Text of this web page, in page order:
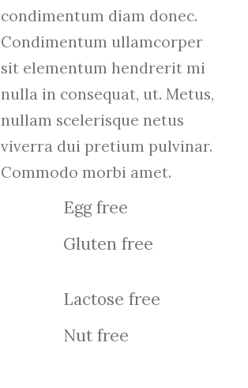
condimentum diam donec.
Condimentum ullamcorper
sit elementum hendrerit mi
nulla in consequat, ut. Metus,
nullam scelerisque netus
viverra dui pretium pulvinar.
Commodo morbi amet.
Egg free
Gluten free
Lactose free
Nut free